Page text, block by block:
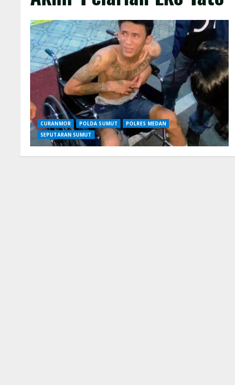
CURANMOR POLDA SUMUT
POLRES MEDAN
SEPUTARAN SUMUT